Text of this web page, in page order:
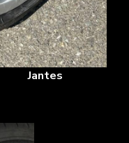
Jantes